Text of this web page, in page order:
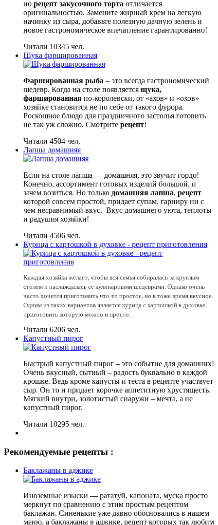
но рецепт закусочного торта отличается
оригинальностью. Замените жирный крем на легкую
начинку из сыра, добавьте полезную дачную зелень и
новое гастрономическое впечатление гарантированно!
Читали 10345 чел.
Щука фаршированная
Фаршированная рыба – это всегда гастрономический
шедевр. Когда на столе появляется щука,
фаршированная по-королевски, от «ахов» и «охов»
хозяйке становится не по себе от такого фурора.
Роскошное блюдо для праздничного застолья готовить
не так уж сложно. Смотрите рецепт!
Читали 4504 чел.
Лапша домашняя
Если на столе лапша — домашняя, это звучит гордо!
Конечно, ассортимент готовых изделий большой, и
зачем возиться. Но только домашняя лапша, рецепт
которой совсем простой, придает супам, гарниру ни с
чем несравнимый вкус. Вкус домашнего уюта, теплоты
и радушия хозяйки!
Читали 4506 чел.
Курица с картошкой в духовке - рецепт приготовления
Каждая хозяйка желает, чтобы вся семья собиралась за круглым
столом и наслаждалась ее кулинарными шедеврами. Однако очень
часто хочется приготовить что-то простое, но в тоже время вкусное.
Одним из таких вариантов является курица с картошкой в духовке,
приготовить которую можно и просто.
Читали 6206 чел.
Капустный пирог
Быстрый капустный пирог – это событие для домашних!
Очень вкусный, сытный – радость буквально в каждой
крошке. Ведь кроме капусты и теста в рецепте участвует
сыр. Он то и придает корочке аппетитную хрустящесть.
Мягкий внутри, золотистый снаружи – мечта, а не
капустный пирог.
Читали 10295 чел.
Рекомендуемые рецепты :
Баклажаны в аджике
Иноземные изыски — рататуй, капоната, муска просто
меркнут по сравнению с этим простым рецептом
баклажан. Синенькие уже давно обосновались в нашем
меню, а баклажаны в аджике, рецепт которых так любим